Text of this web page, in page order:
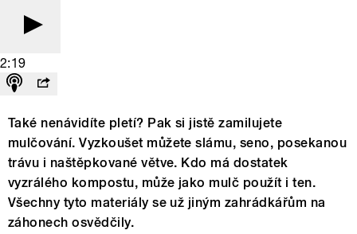
2:19
Také nenávidíte pletí? Pak si jistě zamilujete
mulčování. Vyzkoušet můžete slámu, seno, posekanou
trávu i naštěpkované větve. Kdo má dostatek
vyzrálého kompostu, může jako mulč použít i ten.
Všechny tyto materiály se už jiným zahrádkářům na
záhonech osvědčily.